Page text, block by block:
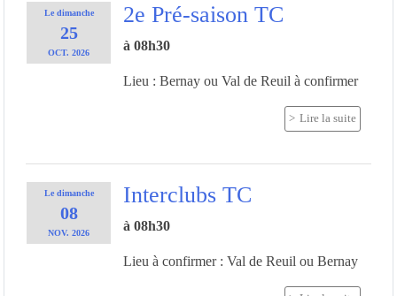
Le dimanche
25
OCT. 2026
2e Pré-saison TC
à 08h30
Lieu : Bernay ou Val de Reuil à confirmer
Lire la suite
Le dimanche
08
NOV. 2026
Interclubs TC
à 08h30
Lieu à confirmer : Val de Reuil ou Bernay